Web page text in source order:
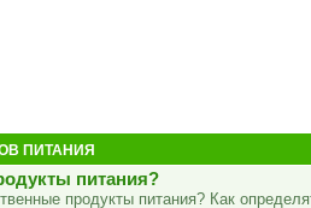
ПИТАНИЯ
питания?
продукты питания? Как